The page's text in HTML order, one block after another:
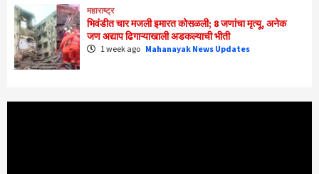
महाराष्ट्र
भिवंडीत चार मजली इमारत कोसळली; 8 जणांचा मृत्यू, अनेक
जण अद्याप ढिगाऱ्याखाली अडकल्याची भीती
1 week ago Mahanayak News Updates